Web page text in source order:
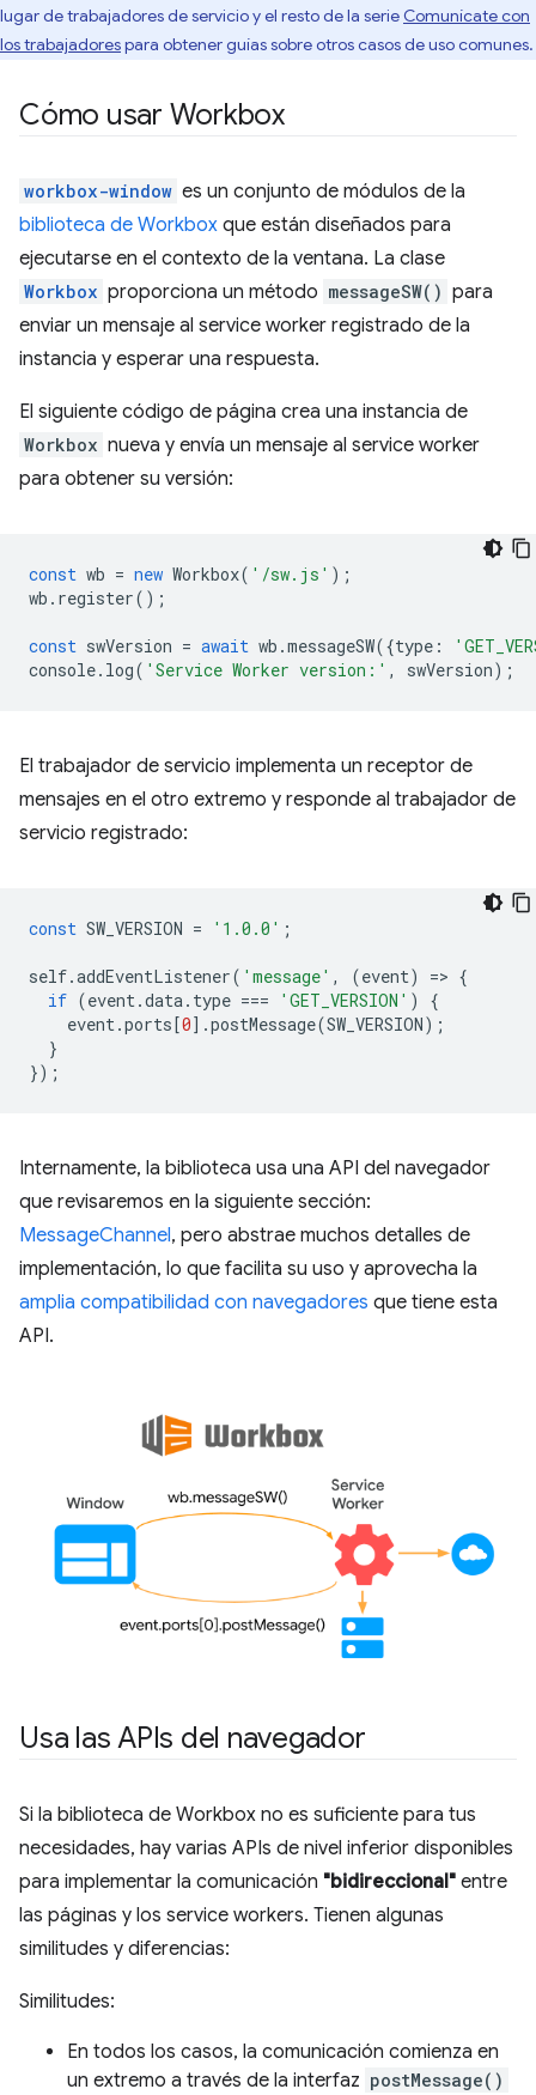
lugar de trabajadores de servicio y el resto de la serie Comunícate con
los trabajadorespara obtener guías sobre otros casos de uso comunes.
Cómo usar Workbox
workbox-window es un conjunto de módulos de la
biblioteca de Workbox que están diseñados para
ejecutarse en el contexto de la ventana. La clase
Workbox proporciona un método messageSW() para
enviar un mensaje al service worker registrado de la
instancia y esperar una respuesta.
El siguiente código de página crea una instancia de
Workbox nueva y envía un mensaje al service worker
para obtener su versión:
const wb = new Workbox( '/sw.js' );
wb . register();
const swVersion = await wb .messageSW({type :
console. log( 'Service Worker version:' , swVersion);
El trabajador de servicio implementa un receptor de
mensajes en el otro extremo y responde al trabajador de
servicio registrado:
const SW_VERSION = '1.0.0' ;
self.addEventListener( 'message' , (event) => {
if (event.data. type === 'GET_VERSION' )
{
event.ports [0].postMessage(SW_VERSION);
}
});
Internamente, la biblioteca usa una API del navegador
que revisaremos en la siguiente sección:
MessageChannel, pero abstrae muchos detalles de
implementación, lo que facilita su uso y aprovecha la
amplia compatibilidad con navegadores que tiene esta
API.
Usa las APIs del navegador
Si la biblioteca de Workbox no es suficiente para tus
necesidades, hay varias APIs de nivel inferior disponibles
para implementar la comunicación "bidireccional" entre
las páginas y los service workers. Tienen algunas
similitudes y diferencias:
Similitudes:
En todos los casos, la comunicación comienza en
un extremo a través de la interfaz postMessage()